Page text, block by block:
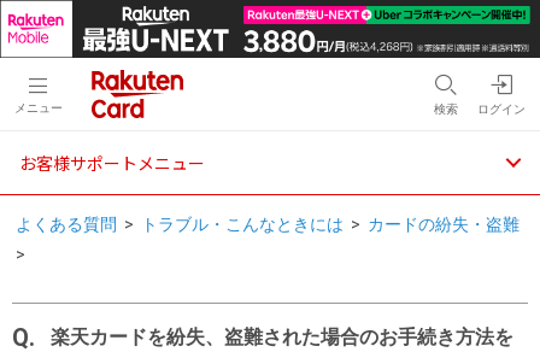
メニュー 検索 ログイン
お客様サポートメニュー
よくある質問 > トラブル・こんなときには > カードの紛失・盗難
>
楽天カードを紛失、盗難された場合のお手続き方法を